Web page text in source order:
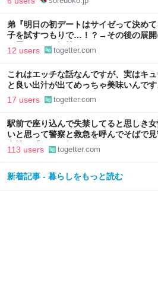
弟『明日の初デートはサイゼって決め
子を試すつもりで…！？→その後の展開
の思いやりの気持ち」
12 users togetter.com
これはエッチな話なんですが、実はキ
と良い出汁が出てめっちゃ美味いんで
キュウリの加熱調理はいろいろある
17 users togetter.com
駅前で座り込んで失禁してると思しき
いと思って警察と救急を呼んでそばで
女性に「あなた何してるんですか！？
113 users togetter.com
新着記事 - 暮らしをもっと読む